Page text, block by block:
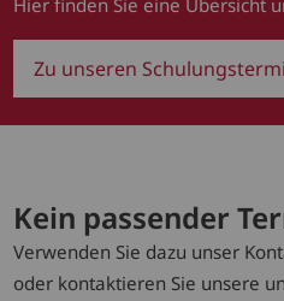
Hier finden Sie eine Übersicht
Zu unseren
Kein passender
Verwenden Sie dazu unser
oder kontaktieren Sie unsere